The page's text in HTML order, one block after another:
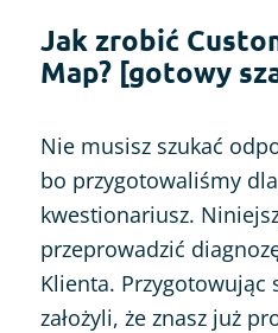
Jak zrobić
Map? [gotowy
Nie musisz szukać
bo przygotowaliśmy
kwestionariusz.
przeprowadzić
Klienta. Przygotowując
założyli, że znasz już